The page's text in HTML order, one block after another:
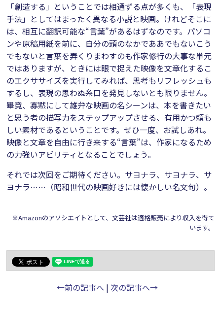
「創造する」ということでは相通ずる点が多くも、「表現
手法」としてはまったく異なる小説と映画。けれどそこに
は、相互に翻訳可能な“言葉”があるはずなのです。パソコ
ンや原稿用紙を前に、自分の頭のなかでああでもないこう
でもないと言葉を弄くりまわすのも作家修行の大事な単元
ではありますが、ときには眼で捉えた映像を文章化するこ
のエクササイズを実行してみれば、思考もリフレッシュも
するし、表現の思わぬ糸口を発見しないとも限りません。
畢竟、寡黙にして雄弁な映画の名シーンは、本を書きたい
と思う者の描写力をステップアップさせる、有用かつ頼も
しい素材であるということです。ぜひ一度、お試しあれ。
映像と文章を自由に行き来する“言葉”は、作家になるため
の力強いアビリティとなることでしょう。
それでは次回をご期待ください。サヨナラ、サヨナラ、サ
ヨナラ……（昭和世代の映画好きには懐かしい名文句）。
※Amazonのアソシエイトとして、文芸社は適格販売により収入を得て
います。
←前の記事へ | 次の記事へ→